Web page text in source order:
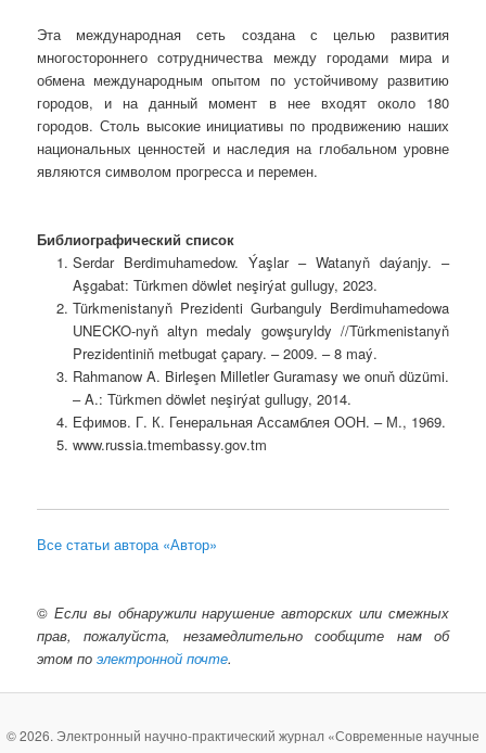
Эта международная сеть создана с целью развития
многостороннего сотрудничества между городами мира и
обмена международным опытом по устойчивому развитию
городов, и на данный момент в нее входят около 180
городов. Столь высокие инициативы по продвижению наших
национальных ценностей и наследия на глобальном уровне
являются символом прогресса и перемен.
Библиографический список
Serdar Berdimuhamedow. Ýaşlar – Watanyň daýanjy. –
Aşgabat: Türkmen döwlet neşirýat gullugy, 2023.
Türkmenistanyň Prezidenti Gurbanguly Berdimuhamedowa
UNECKO-nyň altyn medaly gowşuryldy //Türkmenistanyň
Prezidentiniň metbugat çapary. – 2009. – 8 maý.
Rahmanow A. Birleşen Milletler Guramasy we onuň düzümi.
– A.: Türkmen döwlet neşirýat gullugy, 2014.
Ефимов. Г. К. Генеральная Ассамблея ООН. – М., 1969.
www.russia.tmembassy.gov.tm
Все статьи автора «Автор»
© Если вы обнаружили нарушение авторских или смежных
прав, пожалуйста, незамедлительно сообщите нам об
этом поэлектронной почте.
© 2026. Электронный научно-практический журнал «Современные научные